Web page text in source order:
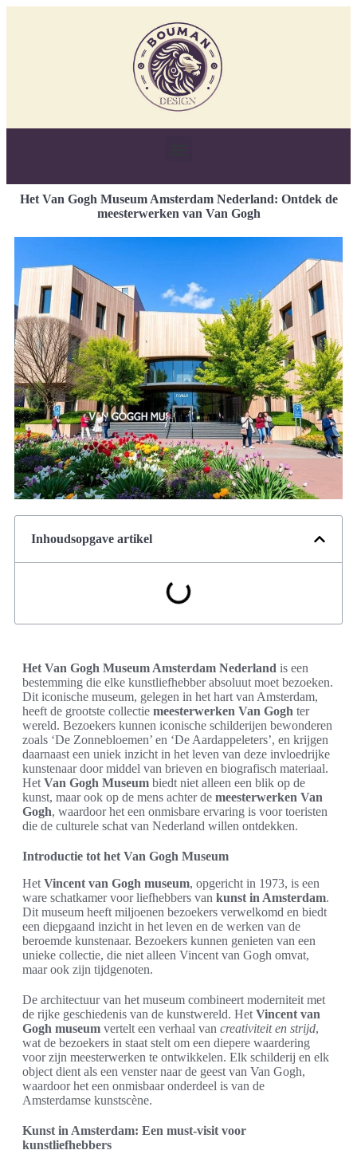
Het Van Gogh Museum Amsterdam Nederland: Ontdek de
meesterwerken van Van Gogh
Inhoudsopgave artikel
Het Van Gogh Museum Amsterdam Nederland is een
bestemming die elke kunstliefhebber absoluut moet bezoeken.
Dit iconische museum, gelegen in het hart van Amsterdam,
heeft de grootste collectie meesterwerken Van Gogh ter
wereld. Bezoekers kunnen iconische schilderijen bewonderen
zoals ‘De Zonnebloemen’ en ‘De Aardappeleters’, en krijgen
daarnaast een uniek inzicht in het leven van deze invloedrijke
kunstenaar door middel van brieven en biografisch materiaal.
Het Van Gogh Museum biedt niet alleen een blik op de
kunst, maar ook op de mens achter de meesterwerken Van
Gogh, waardoor het een onmisbare ervaring is voor toeristen
die de culturele schat van Nederland willen ontdekken.
Introductie tot het Van Gogh Museum
Het Vincent van Gogh museum, opgericht in 1973, is een
ware schatkamer voor liefhebbers van kunst in Amsterdam.
Dit museum heeft miljoenen bezoekers verwelkomd en biedt
een diepgaand inzicht in het leven en de werken van de
beroemde kunstenaar. Bezoekers kunnen genieten van een
unieke collectie, die niet alleen Vincent van Gogh omvat,
maar ook zijn tijdgenoten.
De architectuur van het museum combineert moderniteit met
de rijke geschiedenis van de kunstwereld. Het Vincent van
Gogh museum vertelt een verhaal van creativiteit en strijd,
wat de bezoekers in staat stelt om een diepere waardering
voor zijn meesterwerken te ontwikkelen. Elk schilderij en elk
object dient als een venster naar de geest van Van Gogh,
waardoor het een onmisbaar onderdeel is van de
Amsterdamse kunstscène.
Kunst in Amsterdam: Een must-visit voor
kunstliefhebbers